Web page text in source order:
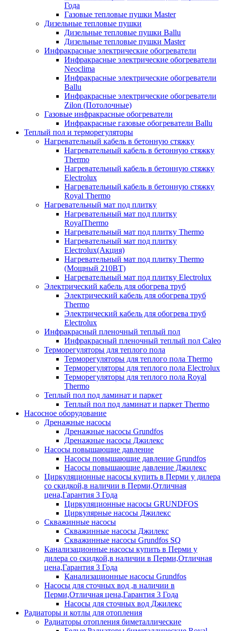
Года
Газовые тепловые пушки Master
Дизельные тепловые пушки
Дизельные тепловые пушки Ballu
Дизельные тепловые пушки Master
Инфракрасные электрические обогреватели
Инфракрасные электрические обогреватели
Neoclima
Инфракрасные электрические обогреватели
Ballu
Инфракрасные электрические обогреватели
Zilon (Потолочные)
Газовые инфракрасные обогреватели
Инфракрасные газовые обогреватели Ballu
Теплый пол и терморегуляторы
Нагревательный кабель в бетонную стяжку
Нагревательный кабель в бетонную стяжку
Thermo
Нагревательный кабель в бетонную стяжку
Electrolux
Нагревательный кабель в бетонную стяжку
Royal Thermo
Нагревательный мат под плитку
Нагревательный мат под плитку
RoyalThermo
Нагревательный мат под плитку Thermo
Нагревательный мат под плитку
Electrolux(Акция)
Нагревательный мат под плитку Thermo
(Мощный 210ВТ)
Нагревательный мат под плитку Electrolux
Электрический кабель для обогрева труб
Электрический кабель для обогрева труб
Thermo
Электрический кабель для обогрева труб
Electrolux
Инфракрасный пленочный теплый пол
Инфракрасный пленочный теплый пол Caleo
Терморегуляторы для теплого пола
Терморегуляторы для теплого пола Thermo
Терморегуляторы для теплого пола Electrolux
Терморегуляторы для теплого пола Royal
Thermo
Теплый пол под ламинат и паркет
Теплый пол под ламинат и паркет Thermo
Насосное оборудование
Дренажные насосы
Дренажные насосы Grundfos
Дренажные насосы Джилекс
Насосы повышающие давление
Насосы повышающие давление Grundfos
Насосы повышающие давление Джилекс
Циркуляционные насосы купить в Перми у дилера
со скидкой,в наличии в Перми,Отличная
цена,Гарантия 3 Года
Циркуляционные насосы GRUNDFOS
Циркулярные насосы Джилекс
Скважинные насосы
Скважинные насосы Джилекс
Скважинные насосы Grundfos SQ
Канализационные насосы купить в Перми у
дилера со скидкой,в наличии в Перми,Отличная
цена,Гарантия 3 Года
Канализационные насосы Grundfos
Насосы для сточных вод ,в наличии в
Перми,Отличная цена,Гарантия 3 Года
Насосы для сточных вод Джилекс
Радиаторы и котлы для отопления
Радиаторы отопления биметаллические